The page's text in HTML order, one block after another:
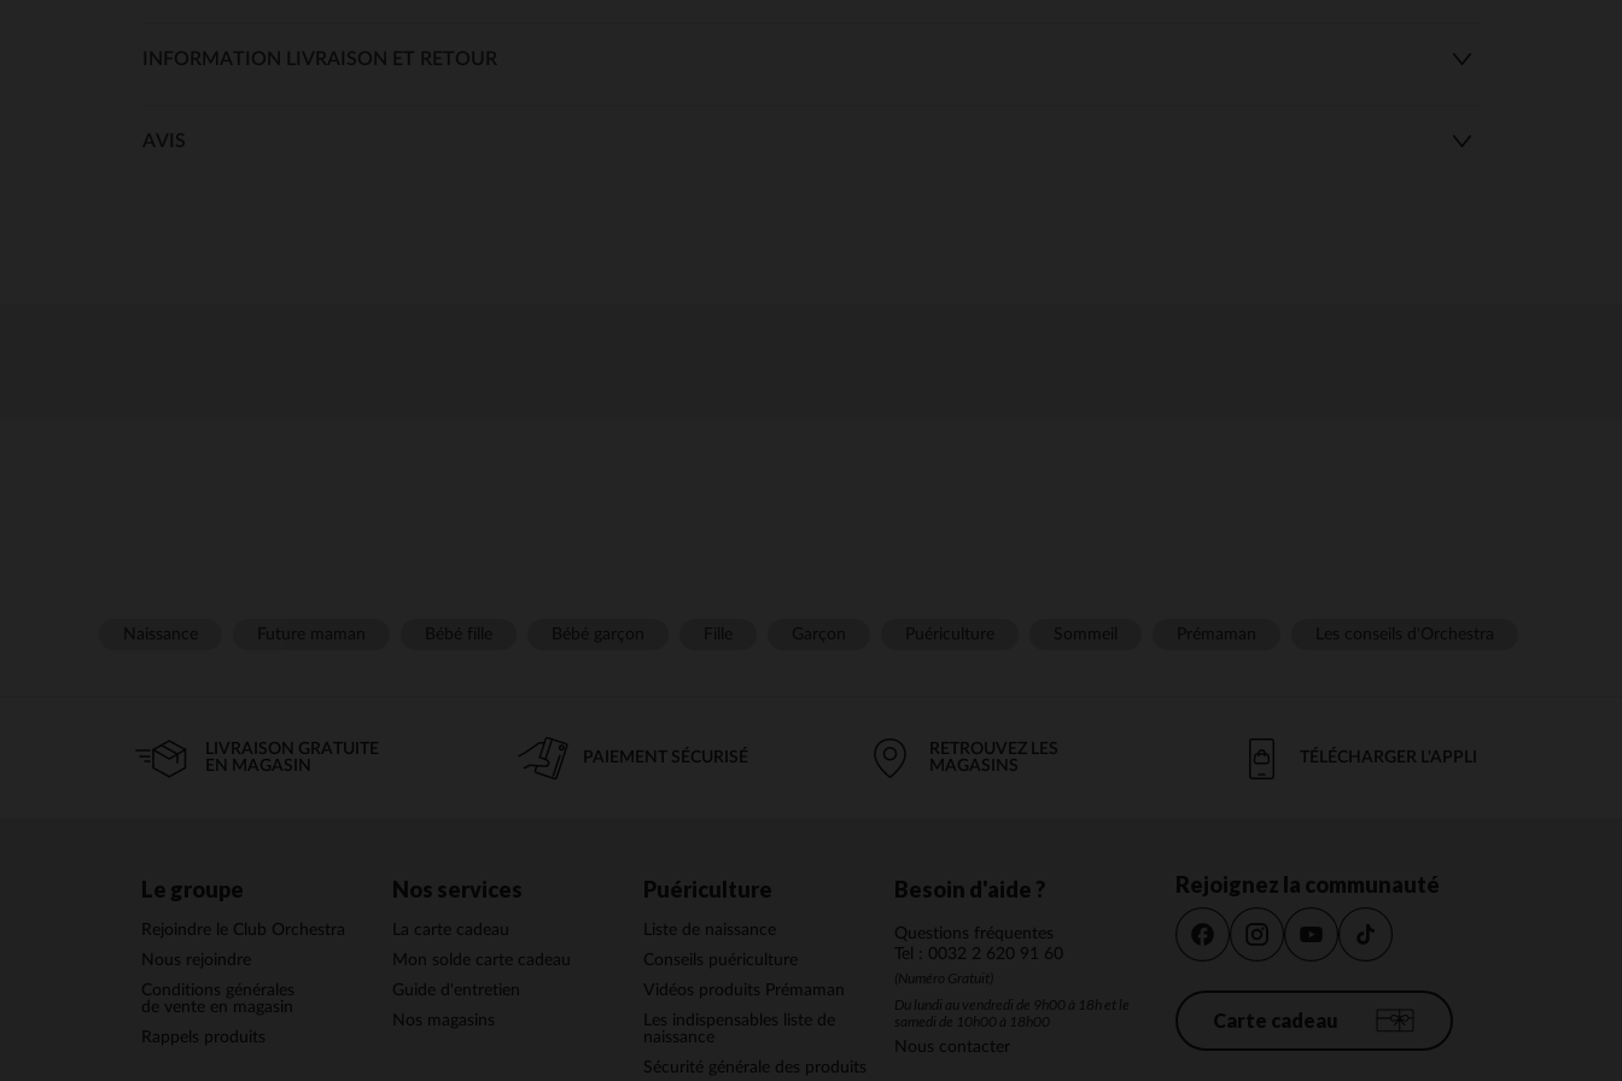
INFORMATION LIVRAISON ET RETOUR
AVIS
LIVRAISON GRATUITE
EN MAGASIN
PAIEMENT SÉCURISÉ
RETROUVEZ LES
MAGASINS
TÉLÉCHARGER L'APPLI
Le groupe
Rejoindre le Club Orchestra
Nous rejoindre
Conditions générales
de vente en magasin
Rappels produits
Nos services
La carte cadeau
Mon solde carte cadeau
Guide d'entretien
Nos magasins
Puériculture
Liste de naissance
Conseils puériculture
Vidéos produits Prémaman
Les indispensables liste de
naissance
Sécurité générale des produits
Besoin d'aide ?
Questions fréquentes
Tel : 0032 2 620 91 60
(Numéro Gratuit)
Du lundi au vendredi de 9h00 à 18h et le
samedi de 10h00 à 18h00
Nous contacter
Rejoignez la communauté
Carte cadeau